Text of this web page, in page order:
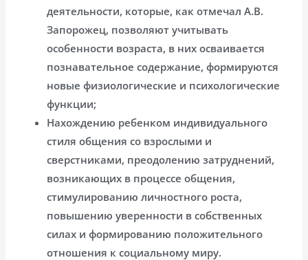
деятельности, которые, как отмечал А.В.
Запорожец, позволяют учитывать
особенности возраста, в них осваивается
познавательное содержание, формируются
новые физиологические и психологические
функции;
Нахождению ребенком индивидуального
стиля общения со взрослыми и
сверстниками, преодолению затруднений,
возникающих в процессе общения,
стимулированию личностного роста,
повышению уверенности в собственных
силах и формированию положительного
отношения к социальному миру.